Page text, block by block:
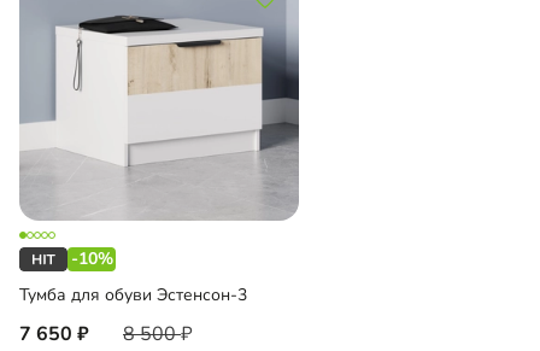
-10%
Тумба для обуви Эстенсон-3
7 650 8 500